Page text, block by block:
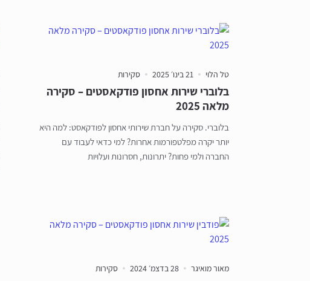
טל הלוי 21 בינו׳ 2025 סקירות
בלוברי שירות אחסון פודקאסטים – סקירה
מלאה 2025
בלוברי. סקירה על חברת שירותי אחסון לפודקאסט: למה היא
יותר יקרה מפלטפורמות אחרות? למי כדאי לעבוד עם
החברה ולמי פחות? יתרונות, חסרונות ועלויות
מאור מואיגר 28 בדצמ׳ 2024 סקירות